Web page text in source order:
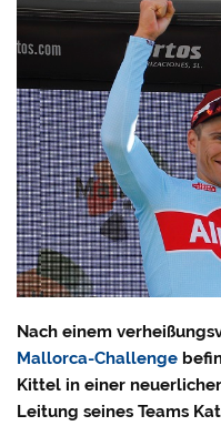
Nach einem
Mallorca-Challenge
Kittel in einer
Leitung seines Teams